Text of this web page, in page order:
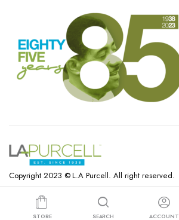
Copyright 2023 © L.A Purcell. All right reserved.
STORE SEARCH ACCOUNT